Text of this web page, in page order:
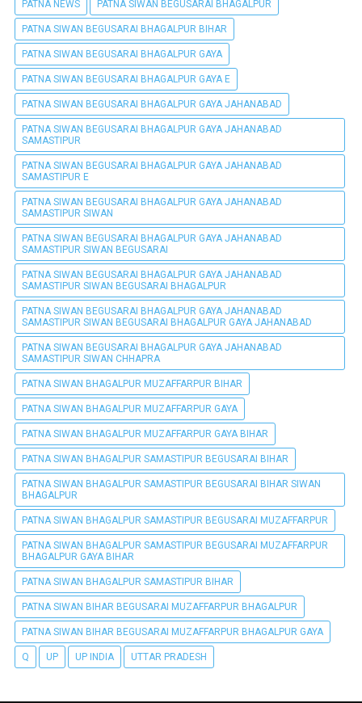
PATNA NEWS PATNA SIWAN BEGUSARAI BHAGALPUR
PATNA SIWAN BEGUSARAI BHAGALPUR BIHAR
PATNA SIWAN BEGUSARAI BHAGALPUR GAYA
PATNA SIWAN BEGUSARAI BHAGALPUR GAYA E
PATNA SIWAN BEGUSARAI BHAGALPUR GAYA JAHANABAD
PATNA SIWAN BEGUSARAI BHAGALPUR GAYA JAHANABAD
SAMASTIPUR
PATNA SIWAN BEGUSARAI BHAGALPUR GAYA JAHANABAD
SAMASTIPUR E
PATNA SIWAN BEGUSARAI BHAGALPUR GAYA JAHANABAD
SAMASTIPUR SIWAN
PATNA SIWAN BEGUSARAI BHAGALPUR GAYA JAHANABAD
SAMASTIPUR SIWAN BEGUSARAI
PATNA SIWAN BEGUSARAI BHAGALPUR GAYA JAHANABAD
SAMASTIPUR SIWAN BEGUSARAI BHAGALPUR
PATNA SIWAN BEGUSARAI BHAGALPUR GAYA JAHANABAD
SAMASTIPUR SIWAN BEGUSARAI BHAGALPUR GAYA JAHANABAD
PATNA SIWAN BEGUSARAI BHAGALPUR GAYA JAHANABAD
SAMASTIPUR SIWAN CHHAPRA
PATNA SIWAN BHAGALPUR MUZAFFARPUR BIHAR
PATNA SIWAN BHAGALPUR MUZAFFARPUR GAYA
PATNA SIWAN BHAGALPUR MUZAFFARPUR GAYA BIHAR
PATNA SIWAN BHAGALPUR SAMASTIPUR BEGUSARAI BIHAR
PATNA SIWAN BHAGALPUR SAMASTIPUR BEGUSARAI BIHAR SIWAN
BHAGALPUR
PATNA SIWAN BHAGALPUR SAMASTIPUR BEGUSARAI MUZAFFARPUR
PATNA SIWAN BHAGALPUR SAMASTIPUR BEGUSARAI MUZAFFARPUR
BHAGALPUR GAYA BIHAR
PATNA SIWAN BHAGALPUR SAMASTIPUR BIHAR
PATNA SIWAN BIHAR BEGUSARAI MUZAFFARPUR BHAGALPUR
PATNA SIWAN BIHAR BEGUSARAI MUZAFFARPUR BHAGALPUR GAYA
Q UP UP INDIA UTTAR PRADESH